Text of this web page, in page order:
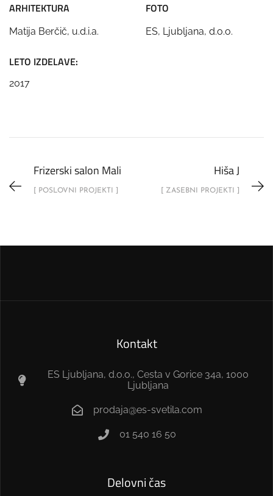
ARHITEKTURA
Matija Berčič, u.d.i.a.
FOTO
ES, Ljubljana, d.o.o.
LETO IZDELAVE:
2017
Frizerski salon Mali
[ POSLOVNI PROJEKTI ]
Hiša J
[ ZASEBNI PROJEKTI ]
Kontakt
ES Ljubljana, d.o.o., Cesta v Gorice 34a, 1000
Ljubljana
prodaja@es-svetila.com
01 540 16 50
Delovni čas